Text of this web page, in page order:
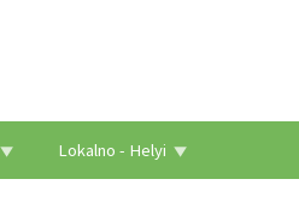
Lokalno - Helyi